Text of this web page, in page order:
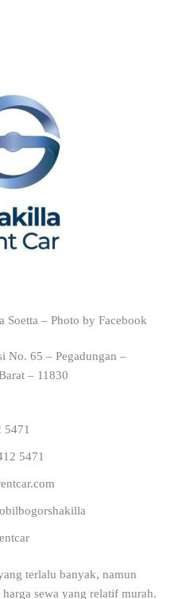
Soetta – Photo by Facebook
No. 65 – Pegadungan –
– 11830
5471
5471
terlalu banyak, namun
sewa yang relatif murah.